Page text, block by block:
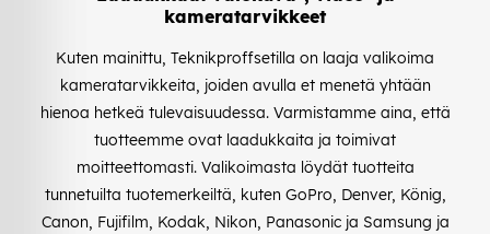
kameratarvikkeet
Kuten mainittu, Teknikproffsetilla on laaja valikoima
kameratarvikkeita, joiden avulla et menetä yhtään
hienoa hetkeä tulevaisuudessa. Varmistamme aina, että
tuotteemme ovat laadukkaita ja toimivat
moitteettomasti. Valikoimasta löydät tuotteita
tunnetuilta tuotemerkeiltä, kuten GoPro, Denver, König,
Canon, Fujifilm, Kodak, Nikon, Panasonic ja Samsung ja